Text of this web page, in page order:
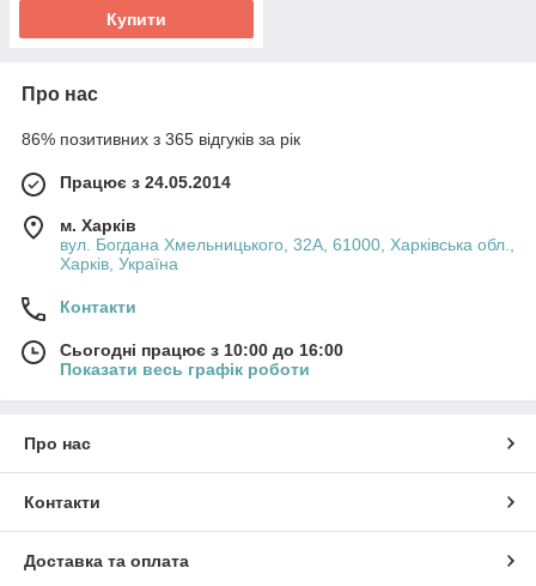
Купити
Про нас
86% позитивних з 365 відгуків за рік
Працює з 24.05.2014
м. Харків
вул. Богдана Хмельницького, 32А, 61000, Харківська обл.,
Харків, Україна
Контакти
Сьогодні працює з 10:00 до 16:00
Показати весь графік роботи
Про нас
Контакти
Доставка та оплата